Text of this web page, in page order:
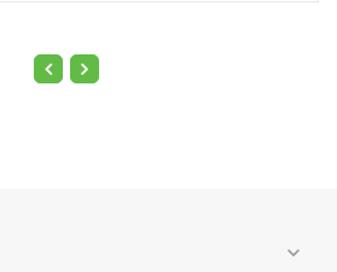
expand_more